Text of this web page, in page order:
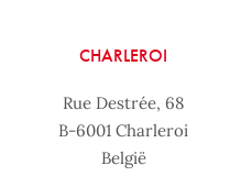
CHARLEROI
Rue Destrée, 68
B-6001 Charleroi
België